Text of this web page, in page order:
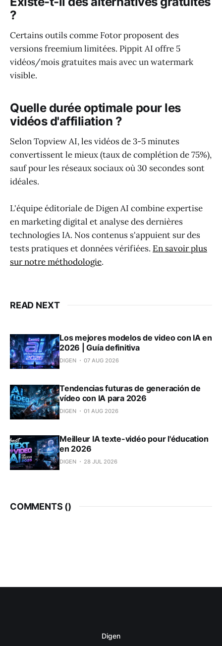
?
Certains outils comme Fotor proposent des
versions freemium limitées. Pippit AI offre 5
vidéos/mois gratuites mais avec un watermark
visible.
Quelle durée optimale pour les
vidéos d'affiliation ?
Selon Topview AI, les vidéos de 3-5 minutes
convertissent le mieux (taux de complétion de 75%),
sauf pour les réseaux sociaux où 30 secondes sont
idéales.
L'équipe éditoriale de Digen AI combine expertise
en marketing digital et analyse des dernières
technologies IA. Nos contenus s'appuient sur des
tests pratiques et données vérifiées. En savoir plus
sur notre méthodologie.
READ NEXT
Los mejores modelos de video con IA en
2026 | Guía definitiva
DIGEN 07 AUG 2026
Tendencias futuras de generación de
vídeo con IA para 2026
DIGEN 01 AUG 2026
Meilleur IA texte-vidéo pour l'éducation
en 2026
DIGEN 28 JUL 2026
COMMENTS ()
Digen